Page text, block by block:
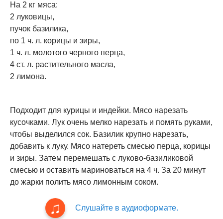
На 2 кг мяса:
2 луковицы,
пучок базилика,
по 1 ч. л. корицы и зиры,
1 ч. л. молотого черного перца,
4 ст. л. растительного масла,
2 лимона.
Подходит для курицы и индейки. Мясо нарезать
кусочками. Лук очень мелко нарезать и помять руками,
чтобы выделился сок. Базилик крупно нарезать,
добавить к луку. Мясо натереть смесью перца, корицы
и зиры. Затем перемешать с луково-базиликовой
смесью и оставить мариноваться на 4 ч. За 20 минут
до жарки полить мясо лимонным соком.
Слушайте в аудиоформате.